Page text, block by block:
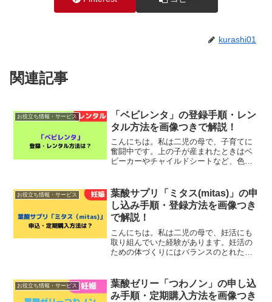
kurashi01
関連記事
お役立ち情報・サービス
「ベビレンタ」の登録手順・レン
タル方法を画像つきで解説！
こんにちは。私は二児の母で、子育てに
奮闘中です。上の子が産まれたときはベ
ビーカーやチャイルドシートなど、色々
期間しか使用しないものや、子どもの成
長によって使えなくなって...
お役立ち情報・サービス
葉酸サプリ「ミタス(mitas)」の申
し込み手順・登録方法を画像つき
で解説！
こんにちは。私は二児の母で、妊活にも
取り組んでいた経験があります。妊活の
ための体づくりにはバランスのとれた食
す。「冷え」というと寒い冬の時期だけ
気をつければ良いと思われが...
お役立ち情報・サービス
葉酸ゼリー「つわノン」の申し込
み手順・定期購入方法を画像つき